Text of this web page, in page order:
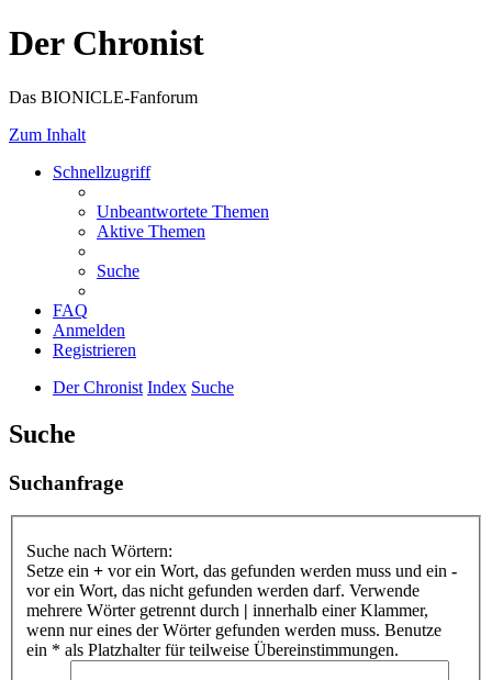
Der Chronist
Das BIONICLE-Fanforum
Zum Inhalt
Schnellzugriff
Unbeantwortete Themen
Aktive Themen
Suche
FAQ
Anmelden
Registrieren
Der Chronist Index Suche
Suche
Suchanfrage
Suche nach Wörtern:
Setze ein + vor ein Wort, das gefunden werden muss und ein -
vor ein Wort, das nicht gefunden werden darf. Verwende
mehrere Wörter getrennt durch | innerhalb einer Klammer,
wenn nur eines der Wörter gefunden werden muss. Benutze
ein * als Platzhalter für teilweise Übereinstimmungen.